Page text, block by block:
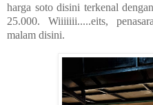
harga soto disini terkenal
25.000. Wiiiiiii.....eits,
malam disini.